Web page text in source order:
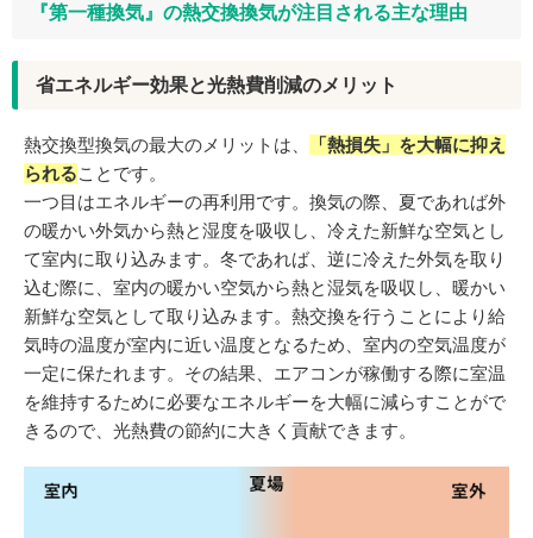
『第一種換気』の熱交換換気が注目される主な理由
省エネルギー効果と光熱費削減のメリット
熱交換型換気の最大のメリットは、
「熱損失」を大幅に抑え
られることです。
一つ目はエネルギーの再利用です。換気の際、夏であれば外
の暖かい外気から熱と湿度を吸収し、冷えた新鮮な空気とし
て室内に取り込みます。冬であれば、逆に冷えた外気を取り
込む際に、室内の暖かい空気から熱と湿気を吸収し、暖かい
新鮮な空気として取り込みます。熱交換を行うことにより給
気時の温度が室内に近い温度となるため、室内の空気温度が
一定に保たれます。その結果、エアコンが稼働する際に室温
を維持するために必要なエネルギーを大幅に減らすことがで
きるので、光熱費の節約に大きく貢献できます。